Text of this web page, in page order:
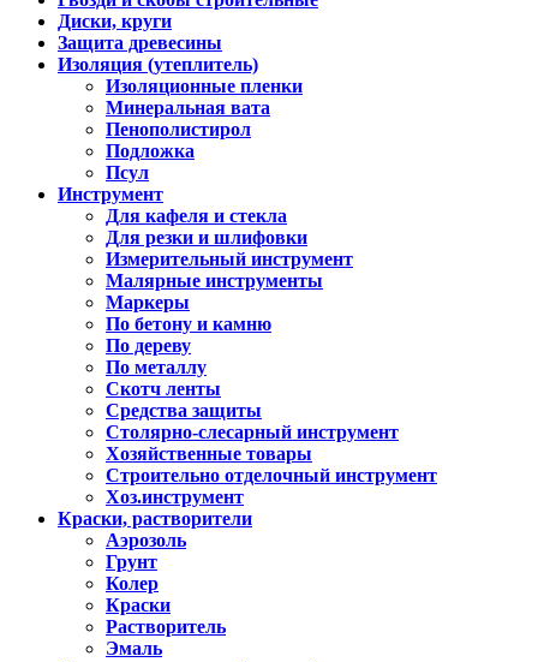
Диски, круги
Защита древесины
Изоляция (утеплитель)
Изоляционные пленки
Минеральная вата
Пенополистирол
Подложка
Псул
Инструмент
Для кафеля и стекла
Для резки и шлифовки
Измерительный инструмент
Малярные инструменты
Маркеры
По бетону и камню
По дереву
По металлу
Скотч ленты
Средства защиты
Столярно-слесарный инструмент
Хозяйственные товары
Строительно отделочный инструмент
Хоз.инструмент
Краски, растворители
Аэрозоль
Грунт
Колер
Краски
Растворитель
Эмаль